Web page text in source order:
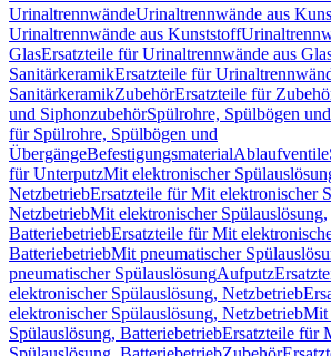
UrinaltrennwändeUrinaltrennwände aus
Urinaltrennwände aus Kunststoff
GlasErsatzteile für Urinaltrennwände aus
SanitärkeramikErsatzteile für
SanitärkeramikZubehörErsatzteile für
und SiphonzubehörSpülrohre, Spülbögen
für Spülrohre, Spülbögen und
ÜbergängeBefestigungsmaterialAblaufventile
für UnterputzMit elektronischer
NetzbetriebErsatzteile für Mit elektronischer
NetzbetriebMit elektronischer Spülauslösung,
BatteriebetriebErsatzteile für Mit
BatteriebetriebMit pneumatischer
pneumatischer SpülauslösungAufputz
elektronischer Spülauslösung, Netzbetrieb
elektronischer Spülauslösung, NetzbetriebMit
Spülauslösung, BatteriebetriebErsatzteile für